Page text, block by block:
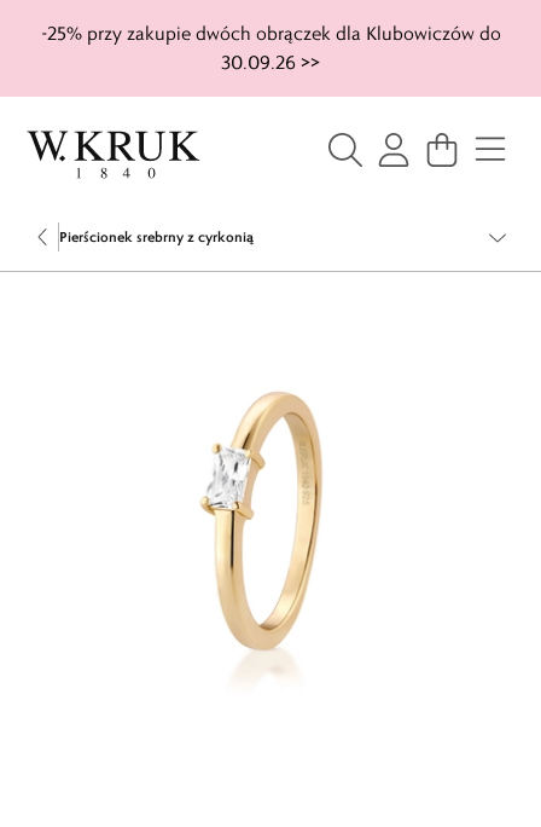
-25% przy zakupie dwóch obrączek dla Klubowiczów do
30.09.26 >>
Pierścionek srebrny z cyrkonią